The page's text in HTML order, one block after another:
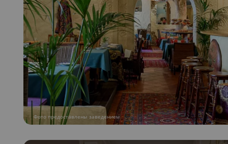
Фото предоставлены заведением